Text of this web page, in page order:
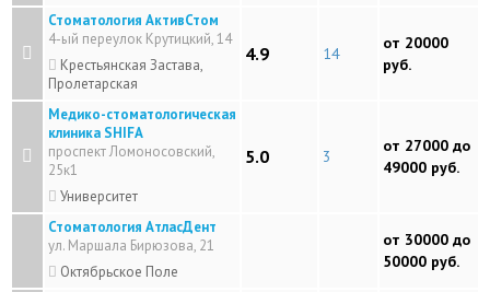
Стоматология АктивСтом
4-ый переулок Крутицкий, 14
Крестьянская Застава,
Пролетарская
4.9 14
от 20000
руб.
Медико-стоматологическая
клиника SHIFA
проспект Ломоносовский,
25к1
Университет
5.0 3
от 27000 до
49000 руб.
Стоматология АтласДент
ул. Маршала Бирюзова, 21
Октябрьское Поле
от 30000 до
50000 руб.